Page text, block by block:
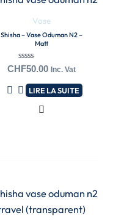
Vase
Shisha – Vase Oduman N2 –
Matt
Note
sur
5
CHF50.00 Inc. Vat
LIRE LA SUITE